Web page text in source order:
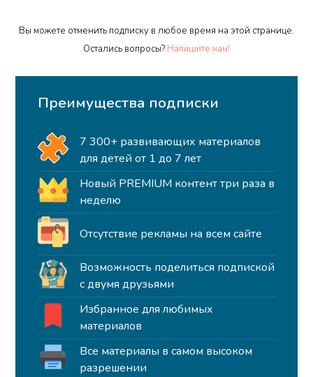
Вы можете отменить подписку в любое время на этой странице.
Остались вопросы? Напишите нам!
Преимущества подписки
7 300+ развивающих материалов
для детей от 1 до 7 лет
Новый PREMIUM контент три раза в
неделю
Отсутствие рекламы на всем сайте
Возможность поделиться подпиской
с двумя друзьями
Избранное для любимых
материалов
Все материалы в самом высоком
разрешении